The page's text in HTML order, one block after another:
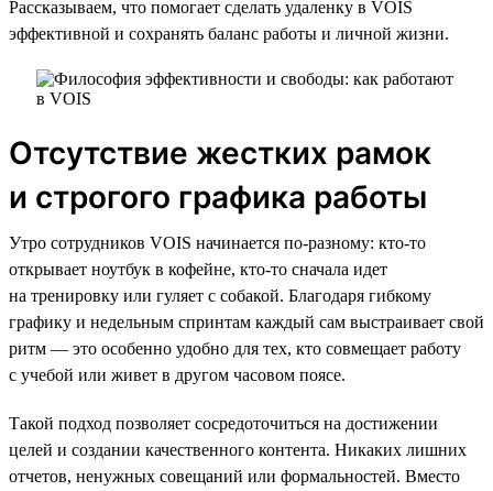
Рассказываем, что помогает сделать удаленку в VOIS
эффективной и сохранять баланс работы и личной жизни.
Отсутствие жестких рамок
и строгого графика работы
Утро сотрудников VOIS начинается по-разному: кто-то
открывает ноутбук в кофейне, кто-то сначала идет
на тренировку или гуляет с собакой. Благодаря гибкому
графику и недельным спринтам каждый сам выстраивает свой
ритм — это особенно удобно для тех, кто совмещает работу
с учебой или живет в другом часовом поясе.
Такой подход позволяет сосредоточиться на достижении
целей и создании качественного контента. Никаких лишних
отчетов, ненужных совещаний или формальностей. Вместо